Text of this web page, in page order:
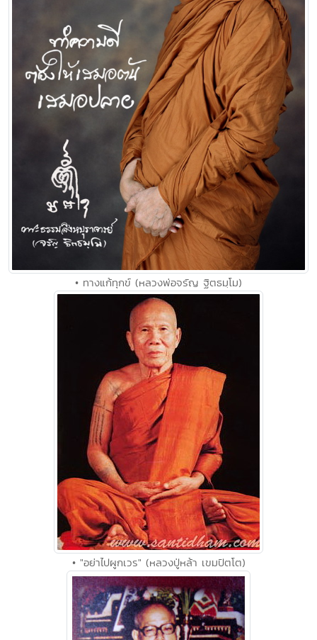
• ทางแก้ทุกข์ (หลวงพ่อจรัญ ฐิตธมฺโม)
• "อย่าไปผูกเวร" (หลวงปู่หล้า เขมปัตโต)